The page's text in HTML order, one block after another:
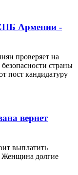
Армении -
проверяет на
страны
пост кандидатуру
вернет
выплатить
Женщина долгие